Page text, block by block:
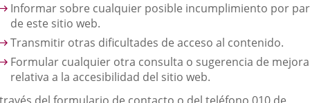
Informar sobre cualquier posible incumplimiento por
de este sitio web.
Transmitir otras dificultades de acceso al contenido.
Formular cualquier otra consulta o sugerencia de mejora
relativa a la accesibilidad del sitio web.